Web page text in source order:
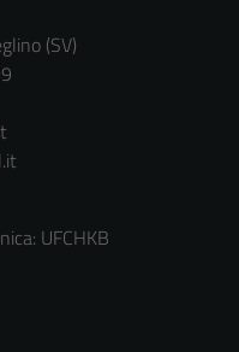
(SV)
UFCHKB
disabilitati.
Questi cookie
personali.